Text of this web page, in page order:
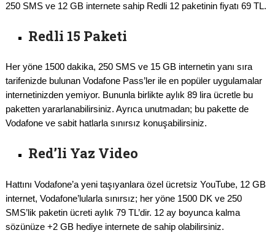
250 SMS ve 12 GB internete sahip Redli 12 paketinin fiyatı 69 TL.
Redli 15 Paketi
Her yöne 1500 dakika, 250 SMS ve 15 GB internetin yanı sıra
tarifenizde bulunan Vodafone Pass’ler ile en popüler uygulamalar
internetinizden yemiyor. Bununla birlikte aylık 89 lira ücretle bu
paketten yararlanabilirsiniz. Ayrıca unutmadan; bu pakette de
Vodafone ve sabit hatlarla sınırsız konuşabilirsiniz.
Red’li Yaz Video
Hattını Vodafone’a yeni taşıyanlara özel ücretsiz YouTube, 12 GB
internet, Vodafone’lularla sınırsız; her yöne 1500 DK ve 250
SMS’lik paketin ücreti aylık 79 TL’dir. 12 ay boyunca kalma
sözünüze +2 GB hediye internete de sahip olabilirsiniz.